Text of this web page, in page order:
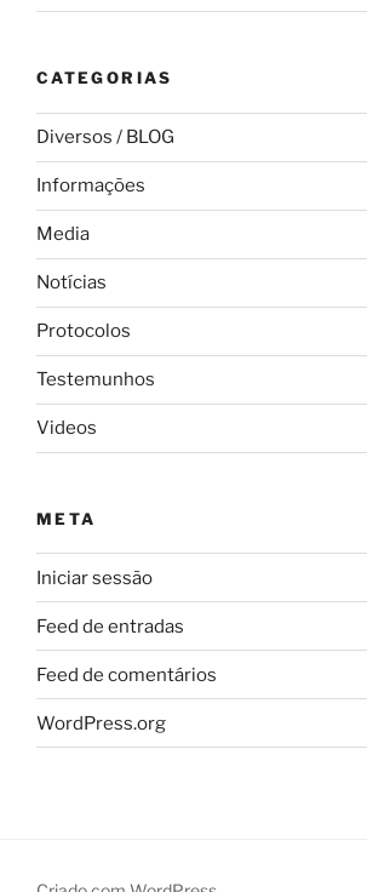
CATEGORIAS
Diversos / BLOG
Informações
Media
Notícias
Protocolos
Testemunhos
Videos
META
Iniciar sessão
Feed de entradas
Feed de comentários
WordPress.org